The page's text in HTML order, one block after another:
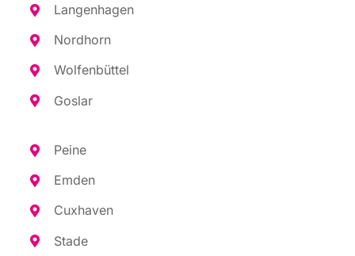
Lan­gen­ha­gen
Nord­horn
Wol­fen­büt­tel
Gos­lar
Pei­ne
Emden
Cux­ha­ven
Sta­de